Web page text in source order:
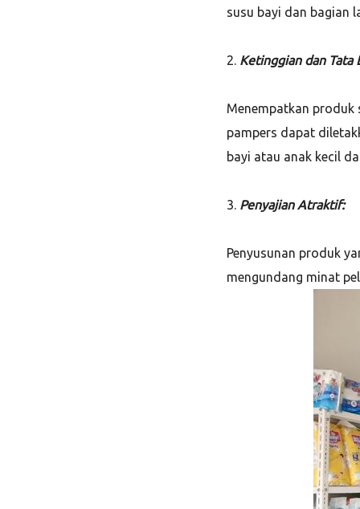
susu bayi dan bagian
2. Ketinggian dan Tata
Menempatkan produk
pampers dapat
bayi atau anak kecil
3. Penyajian Atraktif:
Penyusunan produk
mengundang minat